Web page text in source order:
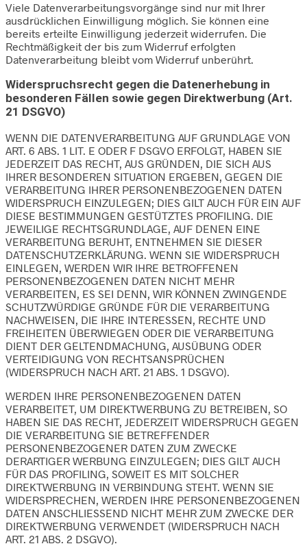
Viele Datenverarbeitungsvorgänge sind nur mit Ihrer
ausdrücklichen Einwilligung möglich. Sie können eine
bereits erteilte Einwilligung jederzeit widerrufen. Die
Rechtmäßigkeit der bis zum Widerruf erfolgten
Datenverarbeitung bleibt vom Widerruf unberührt.
Widerspruchsrecht gegen die Datenerhebung in
besonderen Fällen sowie gegen Direktwerbung (Art.
21 DSGVO)
WENN DIE DATENVERARBEITUNG AUF GRUNDLAGE VON
ART. 6 ABS. 1 LIT. E ODER F DSGVO ERFOLGT, HABEN SIE
JEDERZEIT DAS RECHT, AUS GRÜNDEN, DIE SICH AUS
IHRER BESONDEREN SITUATION ERGEBEN, GEGEN DIE
VERARBEITUNG IHRER PERSONENBEZOGENEN DATEN
WIDERSPRUCH EINZULEGEN; DIES GILT AUCH FÜR EIN AUF
DIESE BESTIMMUNGEN GESTÜTZTES PROFILING. DIE
JEWEILIGE RECHTSGRUNDLAGE, AUF DENEN EINE
VERARBEITUNG BERUHT, ENTNEHMEN SIE DIESER
DATENSCHUTZERKLÄRUNG. WENN SIE WIDERSPRUCH
EINLEGEN, WERDEN WIR IHRE BETROFFENEN
PERSONENBEZOGENEN DATEN NICHT MEHR
VERARBEITEN, ES SEI DENN, WIR KÖNNEN ZWINGENDE
SCHUTZWÜRDIGE GRÜNDE FÜR DIE VERARBEITUNG
NACHWEISEN, DIE IHRE INTERESSEN, RECHTE UND
FREIHEITEN ÜBERWIEGEN ODER DIE VERARBEITUNG
DIENT DER GELTENDMACHUNG, AUSÜBUNG ODER
VERTEIDIGUNG VON RECHTSANSPRÜCHEN
(WIDERSPRUCH NACH ART. 21 ABS. 1 DSGVO).
WERDEN IHRE PERSONENBEZOGENEN DATEN
VERARBEITET, UM DIREKTWERBUNG ZU BETREIBEN, SO
HABEN SIE DAS RECHT, JEDERZEIT WIDERSPRUCH GEGEN
DIE VERARBEITUNG SIE BETREFFENDER
PERSONENBEZOGENER DATEN ZUM ZWECKE
DERARTIGER WERBUNG EINZULEGEN; DIES GILT AUCH
FÜR DAS PROFILING, SOWEIT ES MIT SOLCHER
DIREKTWERBUNG IN VERBINDUNG STEHT. WENN SIE
WIDERSPRECHEN, WERDEN IHRE PERSONENBEZOGENEN
DATEN ANSCHLIESSEND NICHT MEHR ZUM ZWECKE DER
DIREKTWERBUNG VERWENDET (WIDERSPRUCH NACH
ART. 21 ABS. 2 DSGVO).